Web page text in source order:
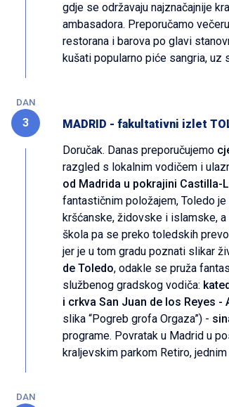
gdje se održavaju najznačajnije
ambasadora. Preporučamo
restorana i barova po glavi
kušati popularno piće sangria, uz
DAN
3
MADRID - fakultativni izlet
Doručak. Danas preporučujemo
razgled s lokalnim vodičem i
od Madrida u pokrajini Castilla-
fantastičnim položajem, Toledo
kršćanske, židovske i islamske,
škola pa se preko toledskih
jer je u tom gradu poznati slikar
de Toledo, odakle se pruža
službenog gradskog vodiča:
i crkva San Juan de los Reyes -
slika “Pogreb grofa Orgaza”) -
programe. Povratak u Madrid u
kraljevskim parkom Retiro,
DAN